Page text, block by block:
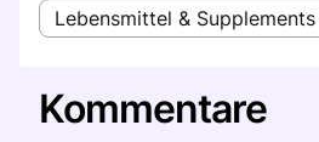
Lebensmittel & Supplements
Kommentare